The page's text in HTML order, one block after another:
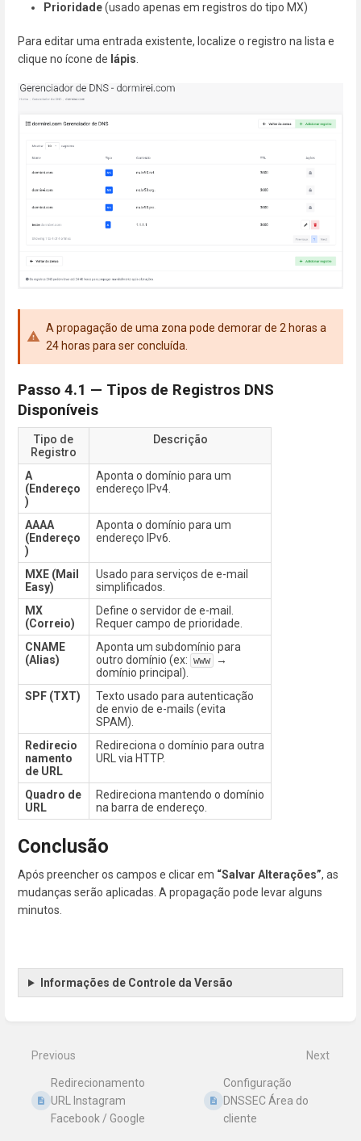
Prioridade(usado apenas em registros do tipo MX)
Para editar uma entrada existente, localize o registro na lista e
clique no ícone de lápis
A propagação de uma zona pode demorar de 2 horas a
24 horas para ser concluída.
Passo 4.1 — Tipos de Registros DNS
Disponíveis
Tipo de
Registro
Descrição
A
(Endereço
)
Aponta o domínio para um
endereço IPv4.
AAAA
(Endereço
)
Aponta o domínio para um
endereço IPv6.
MXE (Mail
Easy)
Usado para serviços de e-mail
simplificados.
MX
(Correio)
Define o servidor de e-mail.
Requer campo de prioridade.
CNAME
(Alias)
Aponta um subdomínio para
outro domínio (ex: www
→
domínio principal).
SPF (TXT)
Texto usado para autenticação
de envio de e-mails (evita
SPAM).
Redirecio
namento
de URL
Redireciona o domínio para outra
URL via HTTP.
Quadro de
URL
Redireciona mantendo o domínio
na barra de endereço.
Conclusão
Após preencher os campos e clicar em “Salvar Alterações”, as
mudanças serão aplicadas. A propagação pode levar alguns
minutos.
Informações de Controle da Versão
mode
Previous
Redirecionamento
URL Instagram
Facebook / Google
Next
Configuração
DNSSEC Área do
cliente